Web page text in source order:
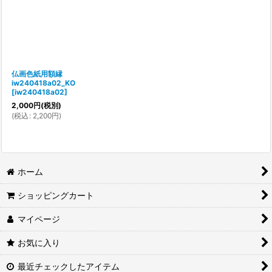
仏画色紙用額縁
iw240418a02_KO
[iw240418a02]
2,000円(税別)
(税込 : 2,200円)
ホーム
ショッピングカート
マイページ
お気に入り
最近チェックしたアイテム